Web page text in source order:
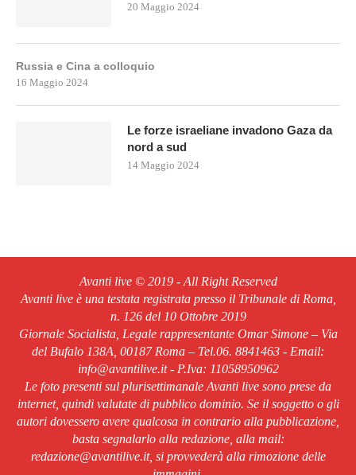
20 Maggio 2024
Russia e Cina a colloquio
16 Maggio 2024
Le forze israeliane invadono Gaza da
nord a sud
14 Maggio 2024
Avanti live © 2019 - All Right Reserved
Avanti live è una testata registrata presso il Tribunale di Roma,
n. 126 del 10 Ottobre 2019
Giornale Socialista, Legale rappresentante Omar Simone – Via
del Bufalo 138A, 00187 Roma – Tel.06. 8841463 - Email:
info@avantilive.it - P.Iva: 11058950962
Le foto presenti sul plurisettimanale Avanti live sono prese da
internet, quindi valutate di pubblico dominio. Se il soggetto o gli
autori dovessero avere qualcosa in contrario alla pubblicazione,
basta segnalarlo alla redazione, alla mail:
redazione@avantilive.it, si provvederà alla rimozione delle